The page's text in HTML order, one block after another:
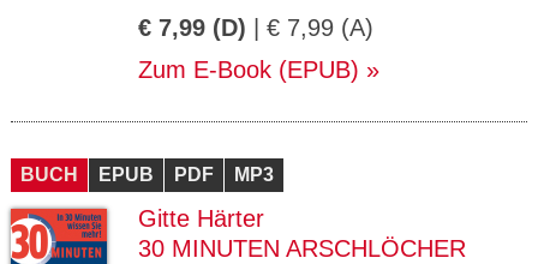
€ 7,99 (D) | € 7,99 (A)
Zum E-Book (EPUB)
BUCH EPUB PDF MP3
Gitte Härter
30 MINUTEN ARSCHLÖCHER